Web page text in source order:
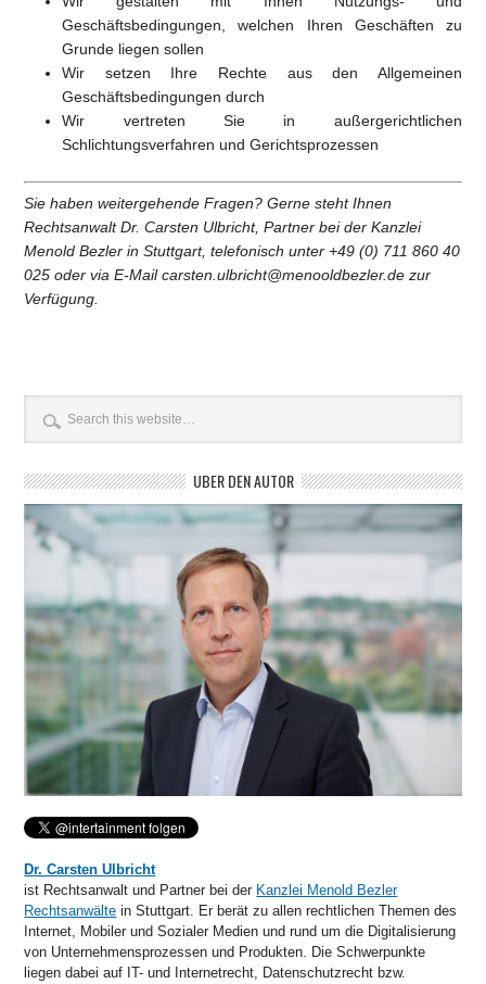
Geschäftsbedingungen, welchen Ihren Geschäften zu
Grunde liegen sollen
Wir setzen Ihre Rechte aus den Allgemeinen
Geschäftsbedingungen durch
Wir vertreten Sie in außergerichtlichen
Schlichtungsverfahren und Gerichtsprozessen
Sie haben weitergehende Fragen? Gerne steht Ihnen
Rechtsanwalt Dr. Carsten Ulbricht, Partner bei der Kanzlei
Menold Bezler in Stuttgart, telefonisch unter +49 (0) 711 860 40
025 oder via E-Mail carsten.ulbricht@menooldbezler.de zur
Verfügung.
ÜBER DEN AUTOR
Dr. Carsten Ulbricht
ist Rechtsanwalt und Partner bei der Kanzlei Menold Bezler
Rechtsanwälte in Stuttgart. Er berät zu allen rechtlichen Themen des
Internet, Mobiler und Sozialer Medien und rund um die Digitalisierung
von Unternehmensprozessen und Produkten. Die Schwerpunkte
liegen dabei auf IT- und Internetrecht, Datenschutzrecht bzw.